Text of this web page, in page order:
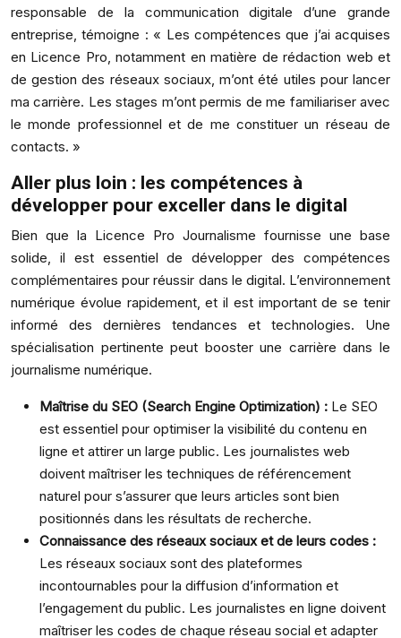
responsable de la communication digitale d’une grande
entreprise, témoigne : « Les compétences que j’ai acquises
en Licence Pro, notamment en matière de rédaction web et
de gestion des réseaux sociaux, m’ont été utiles pour lancer
ma carrière. Les stages m’ont permis de me familiariser avec
le monde professionnel et de me constituer un réseau de
contacts. »
Aller plus loin : les compétences à
développer pour exceller dans le digital
Bien que la Licence Pro Journalisme fournisse une base
solide, il est essentiel de développer des compétences
complémentaires pour réussir dans le digital. L’environnement
numérique évolue rapidement, et il est important de se tenir
informé des dernières tendances et technologies. Une
spécialisation pertinente peut booster une carrière dans le
journalisme numérique.
Maîtrise du SEO (Search Engine Optimization) : Le SEO
est essentiel pour optimiser la visibilité du contenu en
ligne et attirer un large public. Les journalistes web
doivent maîtriser les techniques de référencement
naturel pour s’assurer que leurs articles sont bien
positionnés dans les résultats de recherche.
Connaissance des réseaux sociaux et de leurs codes :
Les réseaux sociaux sont des plateformes
incontournables pour la diffusion d’information et
l’engagement du public. Les journalistes en ligne doivent
maîtriser les codes de chaque réseau social et adapter